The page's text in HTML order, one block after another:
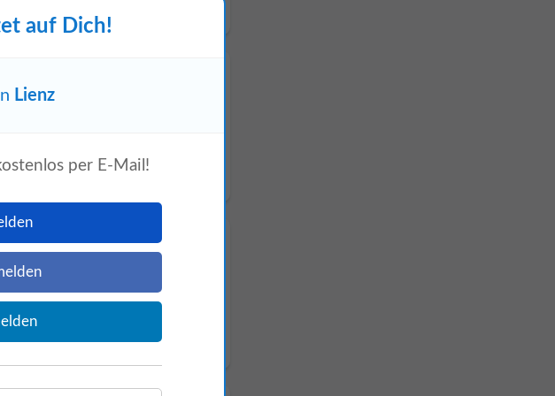
Jetzt ansehen
auf Dich!
Lienz
per E-Mail!